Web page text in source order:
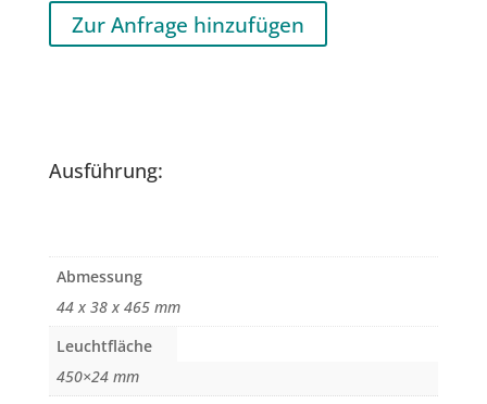
Zur Anfrage hinzufügen
Ausführung:
Abmessung
44 x 38 x 465 mm
Leuchtfläche
450×24 mm